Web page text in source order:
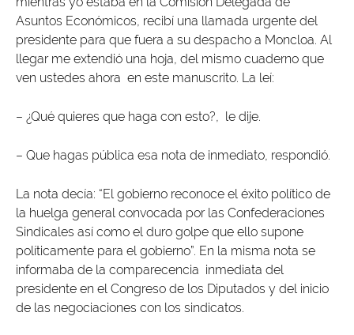
Asuntos Económicos, recibí una llamada urgente del
presidente para que fuera a su despacho a Moncloa. Al
llegar me extendió una hoja, del mismo cuaderno que
ven ustedes ahora en este manuscrito. La leí:
– ¿Qué quieres que haga con esto?, le dije.
– Que hagas pública esa nota de inmediato, respondió.
La nota decía: “El gobierno reconoce el éxito político de
la huelga general convocada por las Confederaciones
Sindicales así como el duro golpe que ello supone
políticamente para el gobierno”. En la misma nota se
informaba de la comparecencia inmediata del
presidente en el Congreso de los Diputados y del inicio
de las negociaciones con los sindicatos.